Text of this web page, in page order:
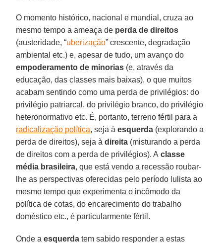
O momento histórico, nacional e mundial, cruza ao
mesmo tempo a ameaça de perda de direitos
(austeridade, “uberização” crescente, degradação
ambiental etc.) e, apesar de tudo, um avanço do
empoderamento de minorias (e, através da
educação, das classes mais baixas), o que muitos
acabam sentindo como uma perda de privilégios: do
privilégio patriarcal, do privilégio branco, do privilégio
heteronormativo etc. É, portanto, terreno fértil para a
radicalização política, seja àesquerda (explorando a
perda de direitos), seja àdireita (misturando a perda
de direitos com a perda de privilégios). A classe
média brasileira, que está vendo a recessão roubar-
lhe as perspectivas oferecidas pelo período lulista ao
mesmo tempo que experimenta o incômodo da
política de cotas, do encarecimento do trabalho
doméstico etc., é particularmente fértil.
Onde aesquerda tem sabido responder a estas